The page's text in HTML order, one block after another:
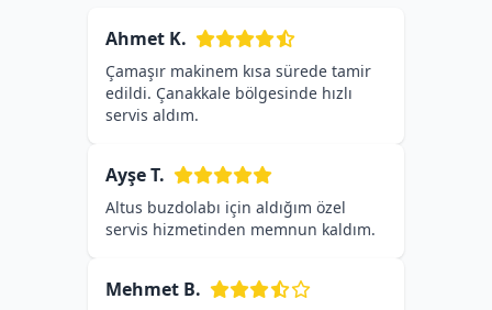
Ahmet K.
Çamaşır makinem kısa sürede tamir
edildi. Çanakkale bölgesinde hızlı
servis aldım.
Ayşe T.
Altus buzdolabı için aldığım özel
servis hizmetinden memnun kaldım.
Mehmet B.